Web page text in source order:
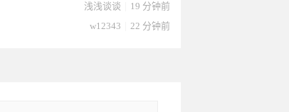
19 分钟前
浅浅谈谈
22 分钟前
w12343